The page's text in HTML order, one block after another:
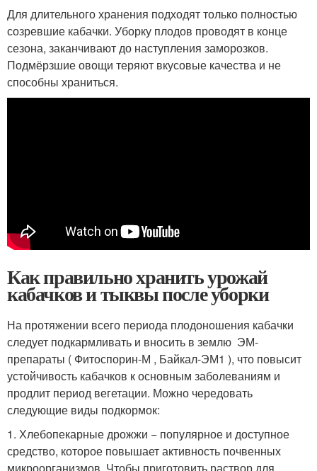
Для длительного хранения подходят только полностью
созревшие кабачки. Уборку плодов проводят в конце
сезона, заканчивают до наступления заморозков.
Подмёрзшие овощи теряют вкусовые качества и не
способны храниться.
Как правильно хранить урожай
кабачков и тыквы после уборки
На протяжении всего периода плодоношения кабачки
следует подкармливать и вносить в землю ЭМ-
препараты ( Фитоспорин-М , Байкал-ЭМ1 ), что повысит
устойчивость кабачков к основным заболеваниям и
продлит период вегетации. Можно чередовать
следующие виды подкормок:
1. Хлебопекарные дрожжи − популярное и доступное
средство, которое повышает активность почвенных